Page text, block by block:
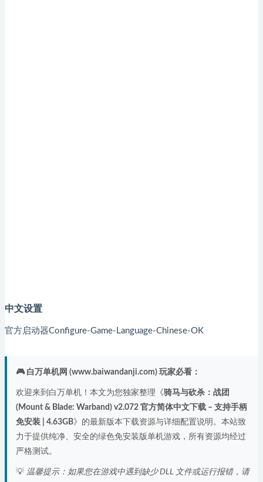
中文设置
官方启动器Configure-Game-Language-Chinese-OK
🎮 白万单机网 (www.baiwandanji.com) 玩家必看：
欢迎来到白万单机！本文为您独家整理《骑马与砍杀：战团
(Mount & Blade: Warband) v2.072 官方简体中文下载 – 支持手柄
免安装 | 4.63GB》的最新版本下载资源与详细配置说明。本站致
力于提供纯净、安全的绿色免安装版单机游戏，所有资源均经过
严格测试。
💡 温馨提示：如果您在游戏中遇到缺少 DLL 文件或运行报错，请